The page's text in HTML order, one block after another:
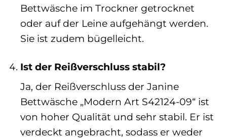
Bettwäsche im Trockner getrocknet
oder auf der Leine aufgehängt werden.
Sie ist zudem bügelleicht.
Ist der Reißverschluss stabil?
Ja, der Reißverschluss der Janine
Bettwäsche „Modern Art S42124-09“ ist
von hoher Qualität und sehr stabil. Er ist
verdeckt angebracht, sodass er weder